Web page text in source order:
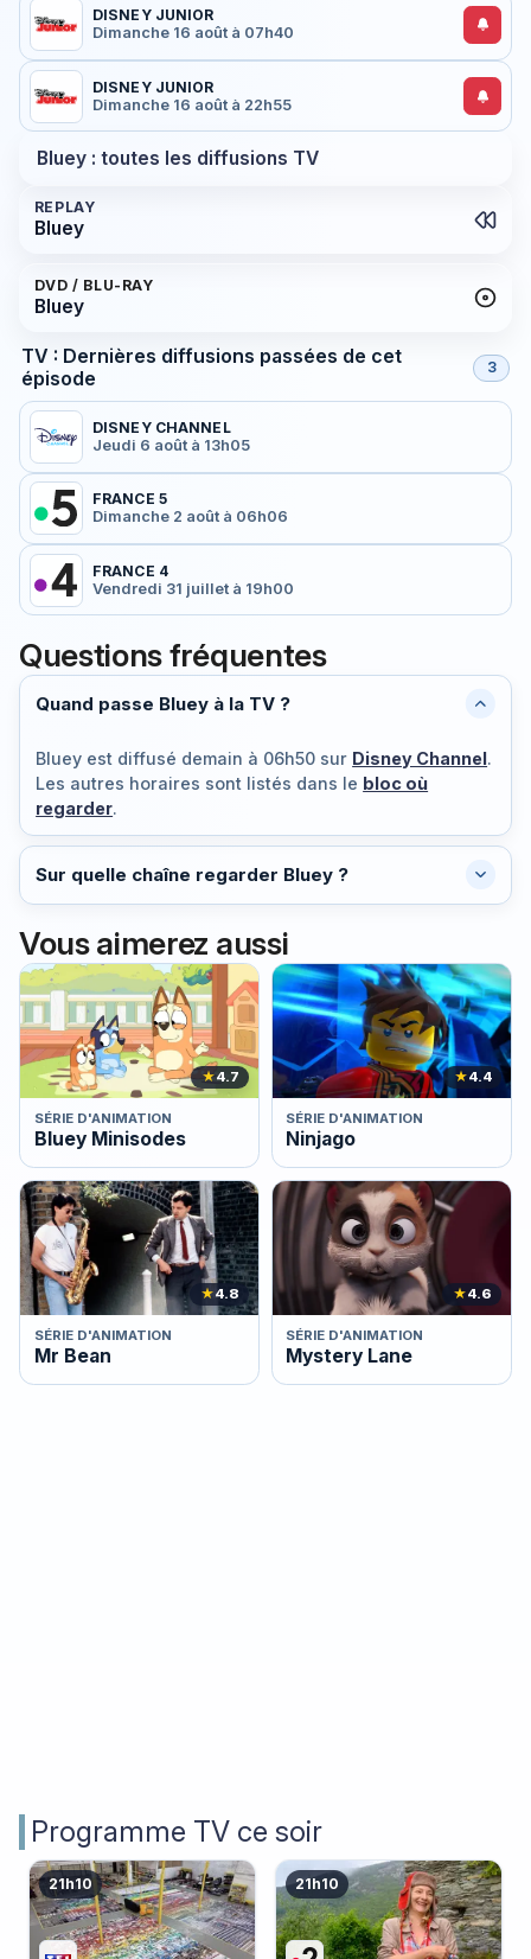
DISNEY JUNIOR
Dimanche 16 août à 07h40
DISNEY JUNIOR
Dimanche 16 août à 22h55
Bluey : toutes les diffusions TV
REPLAY
Bluey
DVD / BLU-RAY
Bluey
TV : Dernières diffusions passées de cet
épisode
3
DISNEY CHANNEL
Jeudi 6 août à 13h05
FRANCE 5
Dimanche 2 août à 06h06
FRANCE 4
Vendredi 31 juillet à 19h00
Questions fréquentes
Quand passe Bluey à la TV ?
Bluey est diffusé demain à 06h50 sur Disney Channel.
Les autres horaires sont listés dans le bloc où
regarder.
Sur quelle chaîne regarder Bluey ?
Vous aimerez aussi
★4.7
SÉRIE D'ANIMATION
Bluey Minisodes
★4.4
SÉRIE D'ANIMATION
Ninjago
★4.8
SÉRIE D'ANIMATION
Mr Bean
★4.6
SÉRIE D'ANIMATION
Mystery Lane
Programme TV ce soir
21h10 21h10